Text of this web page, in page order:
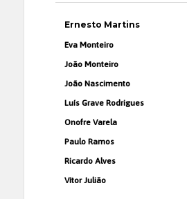
Ernesto Martins
Eva Monteiro
João Monteiro
João Nascimento
Luís Grave Rodrigues
Onofre Varela
Paulo Ramos
Ricardo Alves
Vítor Julião